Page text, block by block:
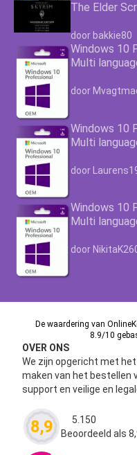
The Elder
Waardering
door bakkie80
Windows 10
Multi
Waardering
door
Windows 10
Multi
Waardering
door
Windows 10
Multi
Waardering
door
De waardering van
8.9/10
OVER ONS
We zijn opgericht met
maken van het bestellen
support en veilige en
8,9 Waardering
5.150
Beoordeeld als